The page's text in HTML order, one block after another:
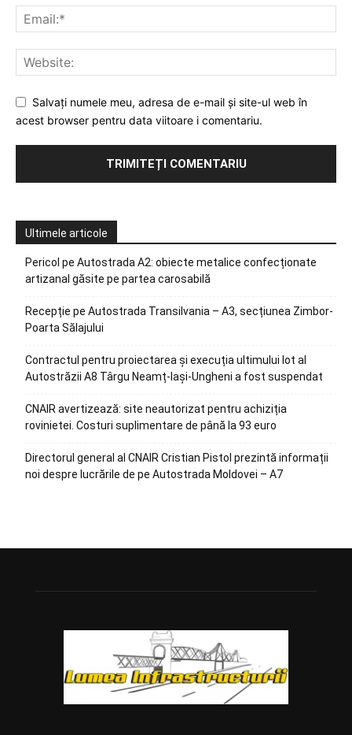
Salvați numele meu, adresa de e-mail și site-ul web în
acest browser pentru data viitoare i comentariu.
Ultimele articole
Pericol pe Autostrada A2: obiecte metalice confecționate
artizanal găsite pe partea carosabilă
Recepție pe Autostrada Transilvania – A3, secțiunea Zimbor-
Poarta Sălajului
Contractul pentru proiectarea și execuția ultimului lot al
Autostrăzii A8 Târgu Neamț-Iași-Ungheni a fost suspendat
CNAIR avertizează: site neautorizat pentru achiziția
rovinietei. Costuri suplimentare de până la 93 euro
Directorul general al CNAIR Cristian Pistol prezintă informații
noi despre lucrările de pe Autostrada Moldovei – A7